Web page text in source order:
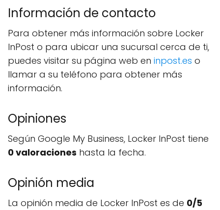
Información de contacto
Para obtener más información sobre Locker
InPost o para ubicar una sucursal cerca de ti,
puedes visitar su página web en inpost.es o
llamar a su teléfono para obtener más
información.
Opiniones
Según Google My Business, Locker InPost tiene
0 valoraciones hasta la fecha.
Opinión media
La opinión media de Locker InPost es de 0/5